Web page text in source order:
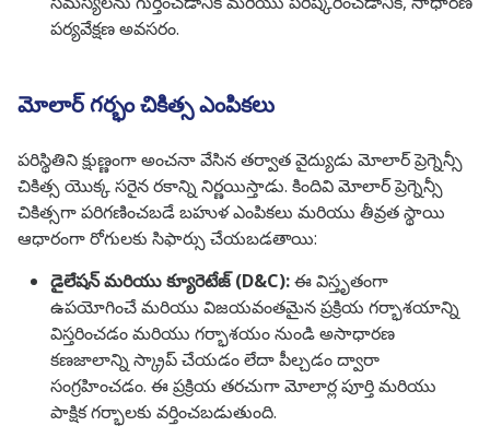
పర్యవేక్షణ అవసరం.
మోలార్ గర్భం చికిత్స ఎంపికలు
పరిస్థితిని క్షుణ్ణంగా అంచనా వేసిన తర్వాత వైద్యుడు మోలార్ ప్రెగ్నెన్సీ
చికిత్స యొక్క సరైన రకాన్ని నిర్ణయిస్తాడు. కిందివి మోలార్ ప్రెగ్నెన్సీ
చికిత్సగా పరిగణించబడే బహుళ ఎంపికలు మరియు తీవ్రత స్థాయి
ఆధారంగా రోగులకు సిఫార్సు చేయబడతాయి:
డైలేషన్ మరియు క్యూరెటేజ్ (D&C):ఈ విస్తృతంగా
ఉపయోగించే మరియు విజయవంతమైన ప్రక్రియ గర్భాశయాన్ని
విస్తరించడం మరియు గర్భాశయం నుండి అసాధారణ
కణజాలాన్ని స్క్రాప్ చేయడం లేదా పీల్చడం ద్వారా
సంగ్రహించడం. ఈ ప్రక్రియ తరచుగా మోలార్ల పూర్తి మరియు
పాక్షిక గర్భాలకు వర్తించబడుతుంది.